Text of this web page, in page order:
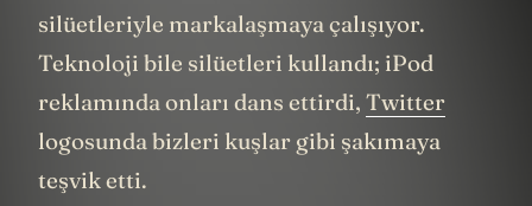
silüetleriyle markalaşmaya çalışıyor.
Teknoloji bile silüetleri kullandı; iPod
reklamında onları dans ettirdi, Twitter
logosunda bizleri kuşlar gibi şakımaya
teşvik etti.